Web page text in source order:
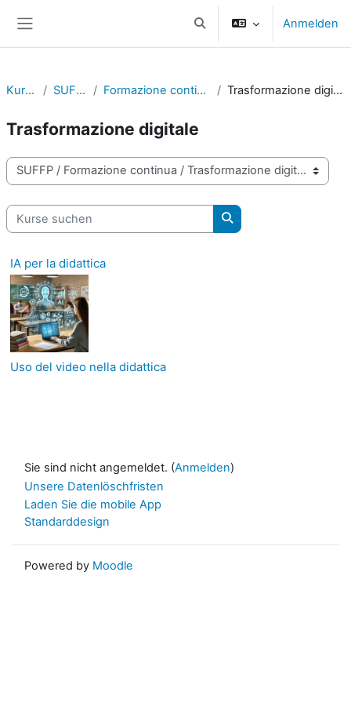
Sucheingabe umschalten
Anmelden
Kurse SUFFP Formazione continua Trasformazione digitale
Trasformazione digitale
Kursbereiche
Kurse suchen
Kurse suchen
IA per la didattica
Uso del video nella didattica
Sie sind nicht angemeldet. (Anmelden)
Unsere Datenlöschfristen
Laden Sie die mobile App
Standarddesign
Powered by Moodle